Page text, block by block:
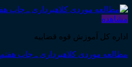
مشاهده
اداره کل آموزش قوه قضاییه
مطالعه موردی کلاهبرداری ـ چاپ هفتم